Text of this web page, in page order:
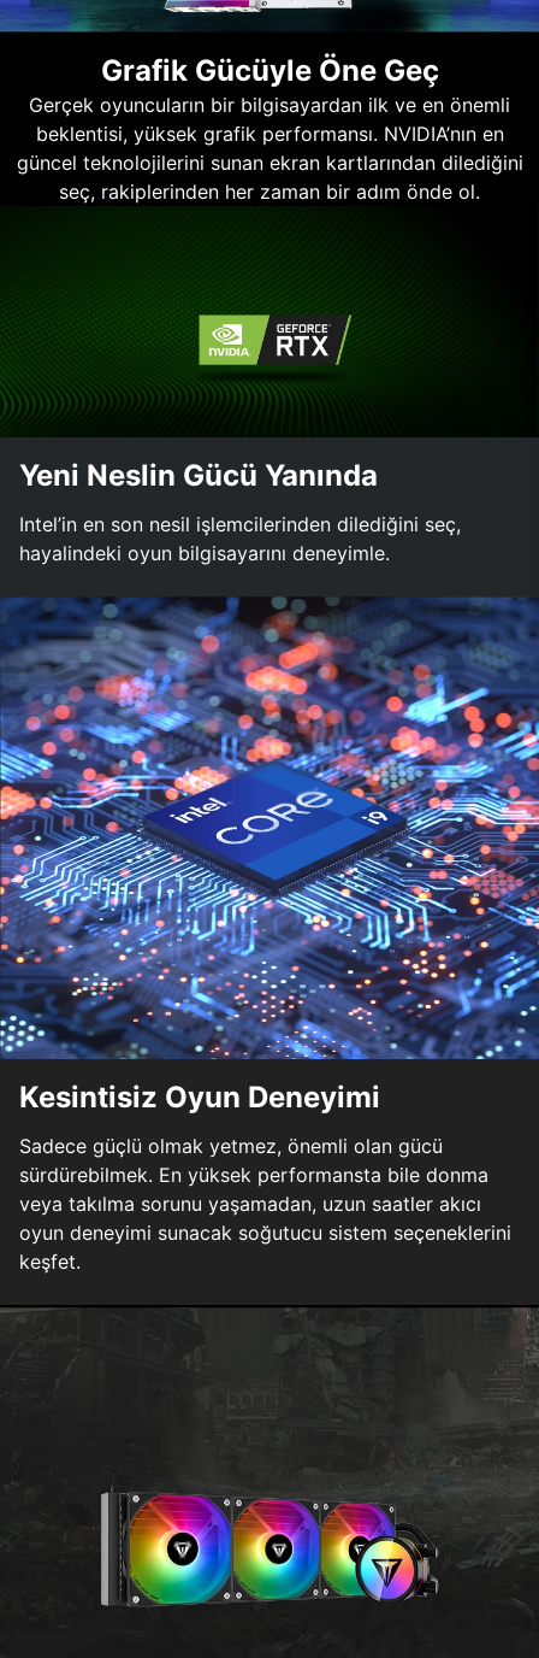
Grafik Gücüyle Öne Geç
Gerçek oyuncuların bir bilgisayardan ilk ve en önemli
beklentisi, yüksek grafik performansı. NVIDIA’nın en
güncel teknolojilerini sunan ekran kartlarından dilediğini
seç, rakiplerinden her zaman bir adım önde ol.
Yeni Neslin Gücü Yanında
Intel’in en son nesil işlemcilerinden dilediğini seç,
hayalindeki oyun bilgisayarını deneyimle.
Kesintisiz Oyun Deneyimi
Sadece güçlü olmak yetmez, önemli olan gücü
sürdürebilmek. En yüksek performansta bile donma
veya takılma sorunu yaşamadan, uzun saatler akıcı
oyun deneyimi sunacak soğutucu sistem seçeneklerini
keşfet.